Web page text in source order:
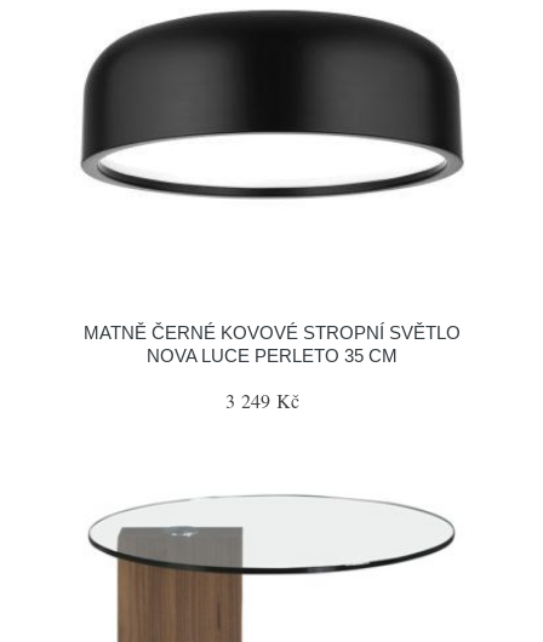
MATNĚ ČERNÉ KOVOVÉ STROPNÍ SVĚTLO
NOVA LUCE PERLETO 35 CM
3 249 Kč